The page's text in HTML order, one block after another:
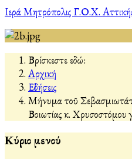
Ιερά Μητρόπολις Γ.Ο.Χ.
Βρίσκεστε εδώ:
Αρχική
Εἰδήσεις
Μήνυμα τοῦ
Βοιωτίας κ. Χρυσοστόμου
Κύριο μενού